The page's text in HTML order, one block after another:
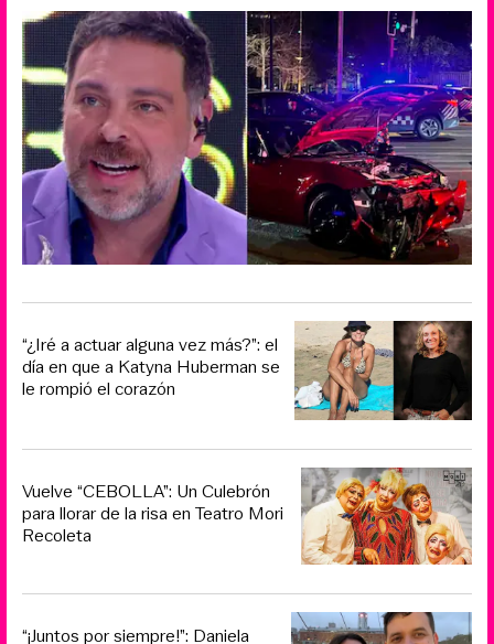
“¿Iré a actuar alguna vez más?”: el
día en que a Katyna Huberman se
le rompió el corazón
Vuelve “CEBOLLA”: Un Culebrón
para llorar de la risa en Teatro Mori
Recoleta
“¡Juntos por siempre!”: Daniela